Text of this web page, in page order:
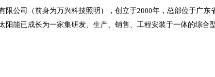
限公司（前身为万兴科技照明），创立于2000年，总部位于广东
阳能已成长为一家集研发、生产、销售、工程安装于一体的综合